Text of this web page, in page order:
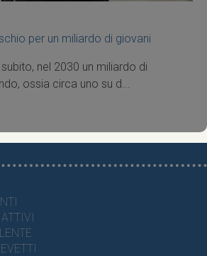
per un miliardo di giovani
nel 2030 un miliardo di
ossia circa uno su d...